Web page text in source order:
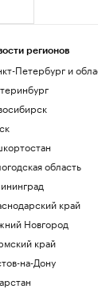
регионов
Петербург и
область
край
Новгород
край
на-Дону